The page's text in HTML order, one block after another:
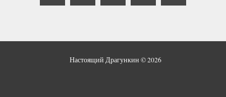
Настоящий Драгункин © 2026